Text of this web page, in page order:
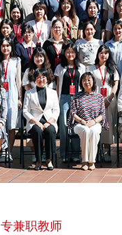
专兼职教师